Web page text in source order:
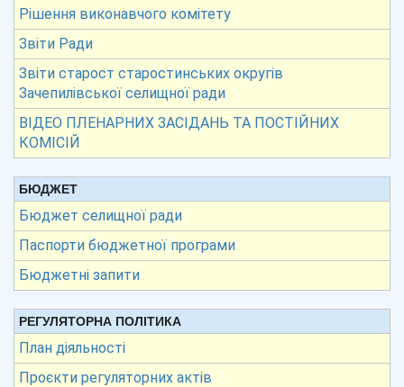
Рішення виконавчого комітету
Звіти Ради
Звіти старост старостинських округів
Зачепилівської селищної ради
ВІДЕО ПЛЕНАРНИХ ЗАСІДАНЬ ТА ПОСТІЙНИХ
КОМІСІЙ
БЮДЖЕТ
Бюджет селищної ради
Паспорти бюджетної програми
Бюджетні запити
РЕГУЛЯТОРНА ПОЛІТИКА
План діяльності
Проєкти регуляторних актів